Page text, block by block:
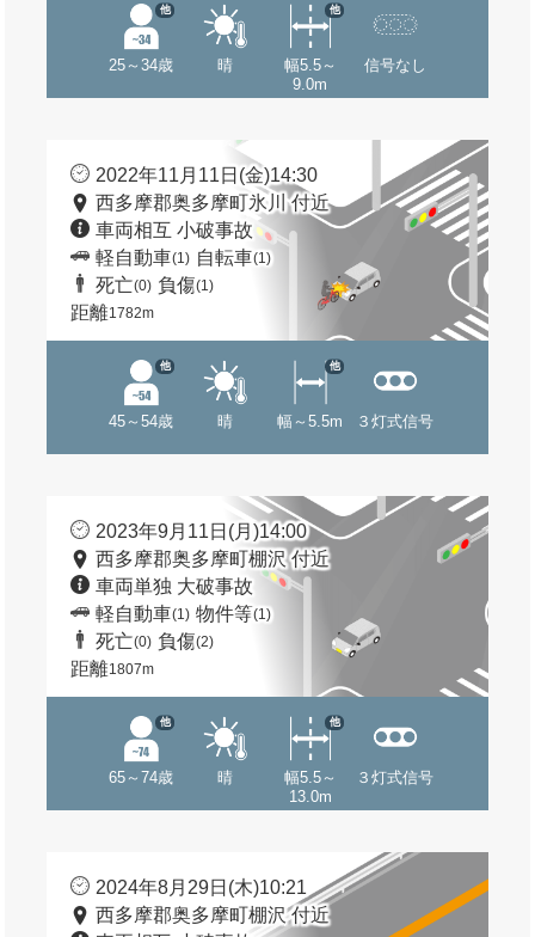
25～34歳
他
晴
幅5.5～
9.0m
他
信号なし
2022年11月11日(金)14:30
西多摩郡奥多摩町氷川 付近
車両相互 小破事故
軽自動車(1) 自転車(1)
死亡(0) 負傷(1)
距離1782m
45～54歳
他
晴 幅～5.5m
他
３灯式信号
2023年9月11日(月)14:00
西多摩郡奥多摩町棚沢 付近
車両単独 大破事故
軽自動車(1) 物件等(1)
死亡(0) 負傷(2)
距離1807m
65～74歳
他
晴
幅5.5～
13.0m
他
３灯式信号
2024年8月29日(木)10:21
西多摩郡奥多摩町棚沢 付近